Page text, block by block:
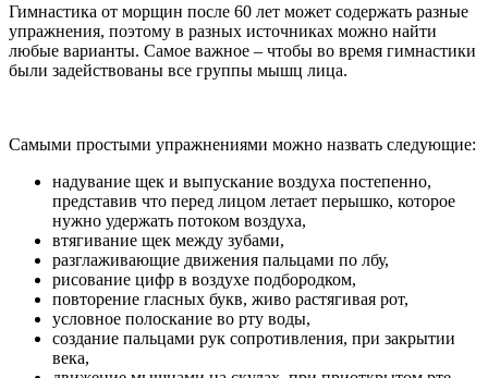
Гимнастика от морщин после 60 лет может содержать разные
упражнения, поэтому в разных источниках можно найти
любые варианты. Самое важное – чтобы во время гимнастики
были задействованы все группы мышц лица.
Самыми простыми упражнениями можно назвать следующие:
надувание щек и выпускание воздуха постепенно,
представив что перед лицом летает перышко, которое
нужно удержать потоком воздуха,
втягивание щек между зубами,
разглаживающие движения пальцами по лбу,
рисование цифр в воздухе подбородком,
повторение гласных букв, живо растягивая рот,
условное полоскание во рту воды,
создание пальцами рук сопротивления, при закрытии
века,